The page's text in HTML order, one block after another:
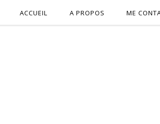
ACCUEIL A PROPOS ME